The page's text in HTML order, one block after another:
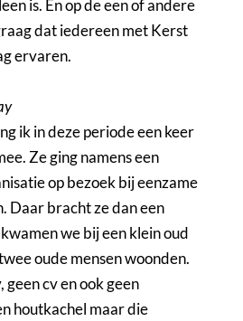
is. En op de een of andere
dat iedereen met Kerst
ervaren.
ik in deze periode een keer
Ze ging namens een
op bezoek bij eenzame
Daar bracht ze dan een
we bij een klein oud
oude mensen woonden.
geen cv en ook geen
houtkachel maar die